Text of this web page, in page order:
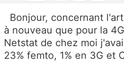
Bonjour, concernant
à nouveau que pour la
Netstat de chez moi
23% femto, 1% en 3G et